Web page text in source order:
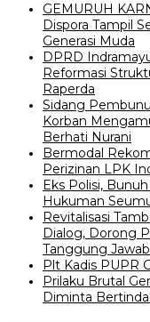
GEMURUH
Dispora Tampil
Generasi Muda
DPRD
Reformasi
Raperda
‎Sidang
Korban
Berhati Nurani
Bermodal
Perizinan LPK
Eks Polisi,
Hukuman
‎Revitalisasi
Dialog, Dorong
Tanggung
Plt Kadis PUPR
Prilaku Brutal
Diminta